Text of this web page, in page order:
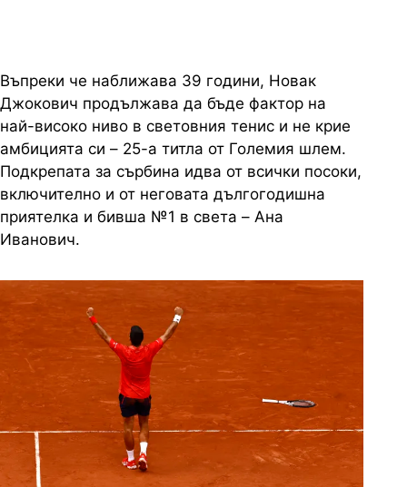
Въпреки че наближава 39 години, Новак
Джокович продължава да бъде фактор на
най-високо ниво в световния тенис и не крие
амбицията си – 25-а титла от Големия шлем.
Подкрепата за сърбина идва от всички посоки,
включително и от неговата дългогодишна
приятелка и бивша №1 в света – Ана
Иванович.